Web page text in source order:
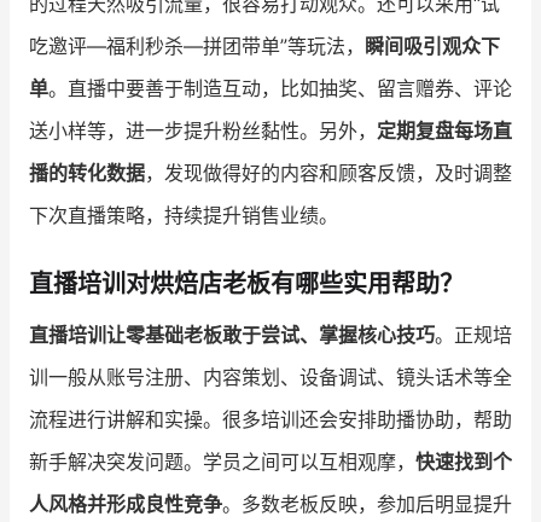
吃邀评—福利秒杀—拼团带单”等玩法， 瞬间吸引观众下
单。直播中要善于制造互动，比如抽奖、留言赠券、评论
送小样等，进一步提升粉丝黏性。另外， 定期复盘每场直
播的转化数据，发现做得好的内容和顾客反馈，及时调整
下次直播策略，持续提升销售业绩。
直播培训对烘焙店老板有哪些实用帮助？
直播培训让零基础老板敢于尝试、掌握核心技巧。正规培
训一般从账号注册、内容策划、设备调试、镜头话术等全
流程进行讲解和实操。很多培训还会安排助播协助，帮助
新手解决突发问题。学员之间可以互相观摩， 快速找到个
人风格并形成良性竞争。多数老板反映，参加后明显提升